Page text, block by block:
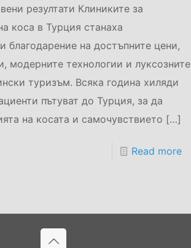
резултати Клиниките за
коса в Турция станаха
благодарение на достъпните цени,
модерните технологии и луксозните
туризъм. Всяка година хиляди
пътуват до Турция, за да
на косата и самочувствието […]
Read more